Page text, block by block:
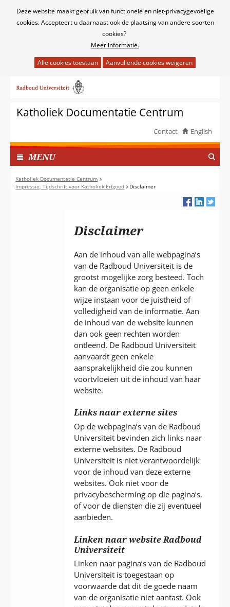
Cookies
Deze website maakt gebruik van functionele en niet-privacygevoelige
cookies. Accepteert u daarnaast ook de plaatsing van andere soorten
cookies?
Meer informatie.
het
van
cookies
deze
website
worden
toegestaan
of
naar
inhoudKatholiek Documentatie Centrum
Contact English
MENUI
N
G
E
Katholiek Documentatie Centrum
Impressie, Tijdschrift voor Katholiek Erfgoed
Disclaimer
Disclaimer
Aan de inhoud van alle webpagina’s
van de Radboud Universiteit is de
grootst mogelijke zorg besteed. Toch
kan de organisatie op geen enkele
wijze instaan voor de juistheid of
volledigheid van de informatie. Aan
de inhoud van de website kunnen
dan ook geen rechten worden
ontleend. De Radboud Universiteit
aanvaardt geen enkele
aansprakelijkheid die zou kunnen
voortvloeien uit de inhoud van haar
website.
Links naar externe sites
Op de webpagina’s van de Radboud
Universiteit bevinden zich links naar
externe websites. De Radboud
Universiteit is niet verantwoordelijk
voor de inhoud van deze externe
websites. Ook niet voor de
privacybescherming op die pagina’s,
of voor de diensten die zij eventueel
aanbieden.
Linken naar website Radboud
Universiteit
Linken naar pagina’s van de Radboud
Universiteit is toegestaan op
voorwaarde dat dit de goede naam
van de organisatie niet aantast. Ook